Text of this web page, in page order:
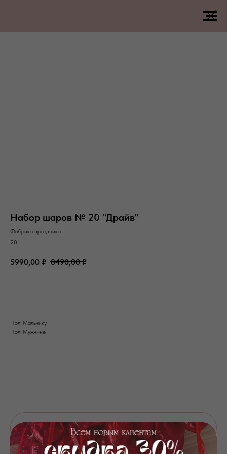
Набор шаров № 20 "Драйв"
Фабрика праздника
20
5990,00 ₽ 8490,00 ₽
Пол: Мальчику
Пол: Мужчине